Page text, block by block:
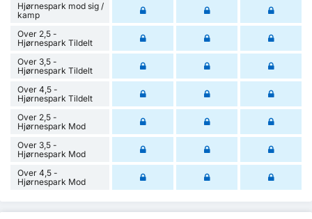
Hjørnespark mod sig /
kamp
Over 2,5 -
Hjørnespark Tildelt
Over 3,5 -
Hjørnespark Tildelt
Over 4,5 -
Hjørnespark Tildelt
Over 2,5 -
Hjørnespark Mod
Over 3,5 -
Hjørnespark Mod
Over 4,5 -
Hjørnespark Mod